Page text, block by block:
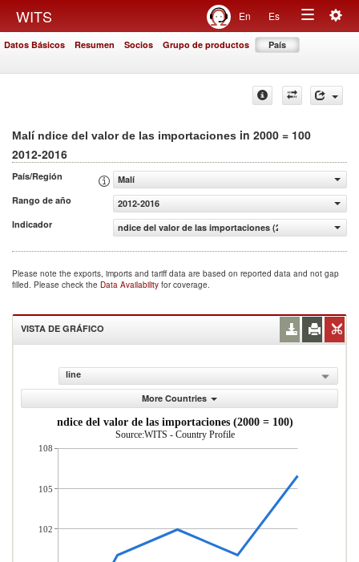
WITS En Es
Toggle
Datos Básicos Resumen Socios Grupo de productos País
Malí ndice del valor de las importaciones in 2000 = 100
2012-2016
País/Región
Malí
Rango de año
2012-2016
Indicador
ndice del valor de las importaciones (2000 = 100)
Please note the exports, imports and tariff data are based on reported data and not gap
filled. Please check the Data Availability for coverage.
VISTA DE GRÁFICO
line
More Countries
ndice del valor de las importaciones (2000 = 100)
Source:WITS - Country Profile
108
105
102